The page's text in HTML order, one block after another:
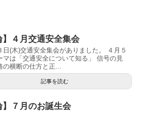
】４月交通安全集会
日(木)交通安全集会がありました。 ４月５
マは「交通安全について知る」 信号の見
の横断の仕方と正...
記事を読む
】７月のお誕生会